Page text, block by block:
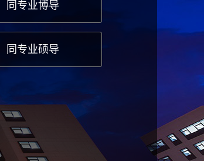
同专业博导
同专业硕导